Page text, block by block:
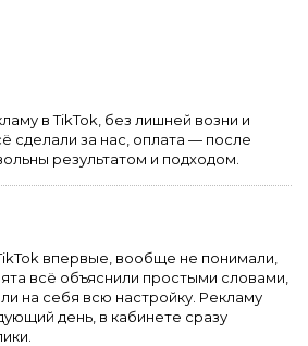
в TikTok, без лишней возни и
сделали за нас, оплата — после
результатом и подходом.
впервые, вообще не понимали,
всё объяснили простыми словами,
на себя всю настройку. Рекламу
день, в кабинете сразу